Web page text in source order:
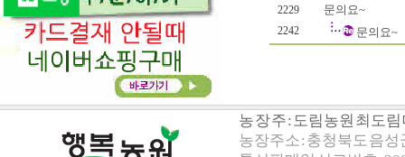
2229 문의요~
2242 문의요~
농 장 주 : 도림농원 최도
농장주소 : 충청북도 음